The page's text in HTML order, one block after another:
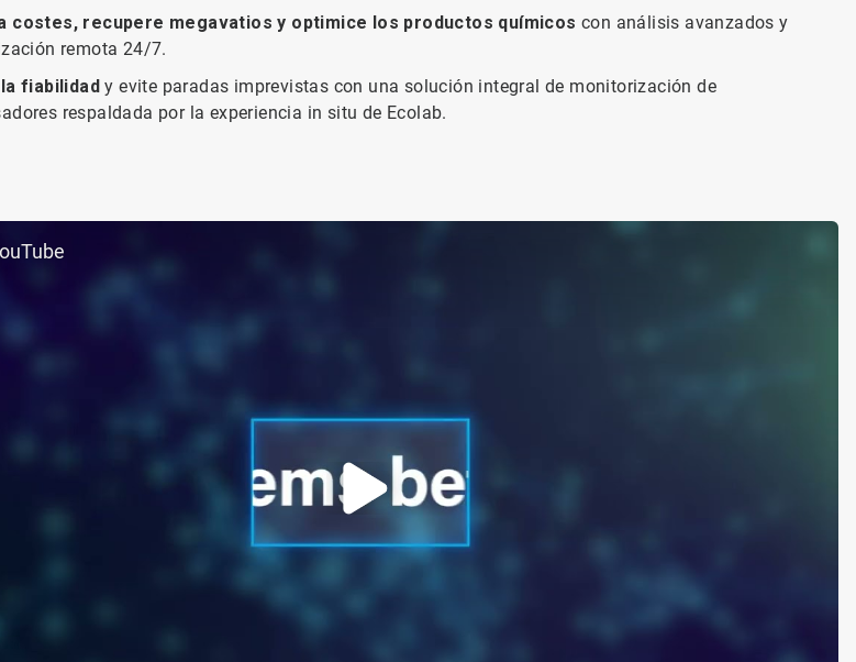
costes, recupere megavatios y optimice los productos químicos con análisis avanzados y
remota 24/7.
fiabilidady evite paradas imprevistas con una solución integral de monitorización de
respaldada por la experiencia in situ de Ecolab.